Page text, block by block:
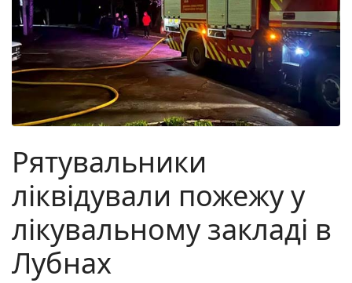
Рятувальники
ліквідували пожежу у
лікувальному закладі в
Лубнах